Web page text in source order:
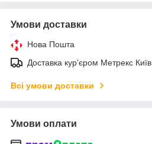
Умови доставки
Нова Пошта
Доставка курʼєром Метрекс Київ
Всі умови доставки
Умови оплати